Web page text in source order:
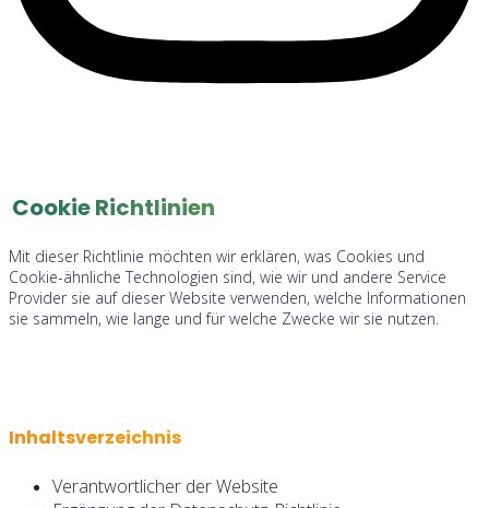
Cookie Richtlinien
Mit dieser Richtlinie möchten wir erklären, was Cookies und
Cookie-ähnliche Technologien sind, wie wir und andere Service
Provider sie auf dieser Website verwenden, welche Informationen
sie sammeln, wie lange und für welche Zwecke wir sie nutzen.
Inhaltsverzeichnis
Verantwortlicher der Website